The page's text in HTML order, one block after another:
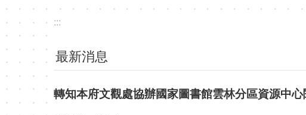
:::
最新消息
轉知本府文觀處協辦國家圖書館雲林分區資源中